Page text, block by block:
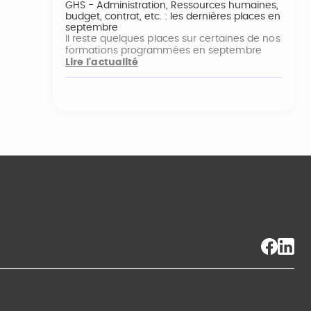
GHS - Administration, Ressources humaines,
budget, contrat, etc. : les dernières places en
septembre
Il reste quelques places sur certaines de nos
formations programmées en septembre
Lire l'actualité